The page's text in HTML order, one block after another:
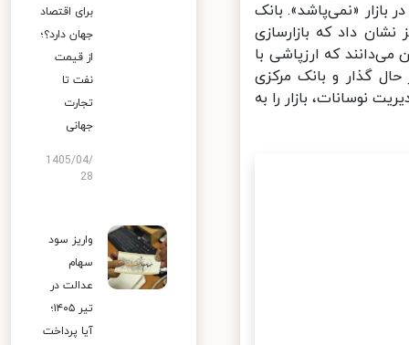
«نمی‌پاشد». بانک
داد که بازارسازی
که ارزپاشی با
گذار و بانک مرکزی
نوسانات، بازار را به
برای اقتصاد
جهان دارد؟؛
از قیمت
نفت تا
تجارت
جهانی
1405/04/
28
واریز سود
سهام
عدالت در
تیر ۱۴۰۵؛
آیا پرداخت